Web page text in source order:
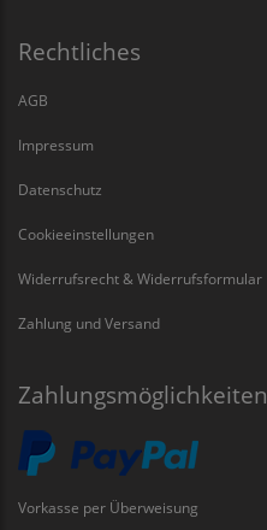
Rechtliches
AGB
Impressum
Datenschutz
Cookieeinstellungen
Widerrufsrecht & Widerrufsformular
Zahlung und Versand
Zahlungsmöglichkeiten
Vorkasse per Überweisung